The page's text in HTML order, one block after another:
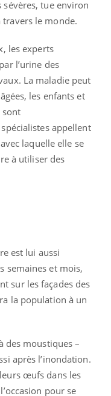
tue environ
le monde.
les experts
l’urine des
La maladie peut
les enfants et
sont
appellent
laquelle elle se
à utiliser des
est lui aussi
semaines et mois,
sur les façades des
la population à un
des moustiques –
après l’inondation.
œufs dans les
pour se